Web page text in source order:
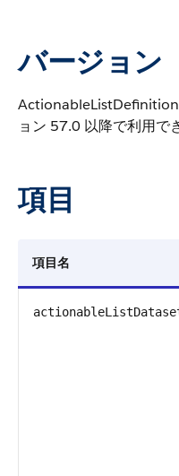
バージョン
ActionableListDefinition
ョン 57.0 以降で利用で
項目
項目名